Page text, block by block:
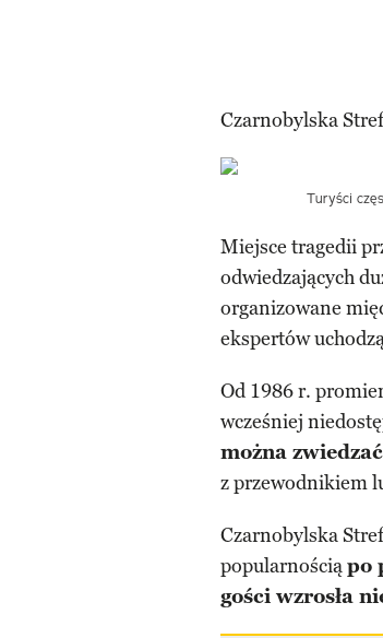
Czarnobylska
Turyści
Miejsce tragedii
odwiedzających
organizowane
ekspertów
Od 1986 r.
wcześniej
można
z przewodnikiem
Czarnobylska
popularnościąpo
gości wzrosła